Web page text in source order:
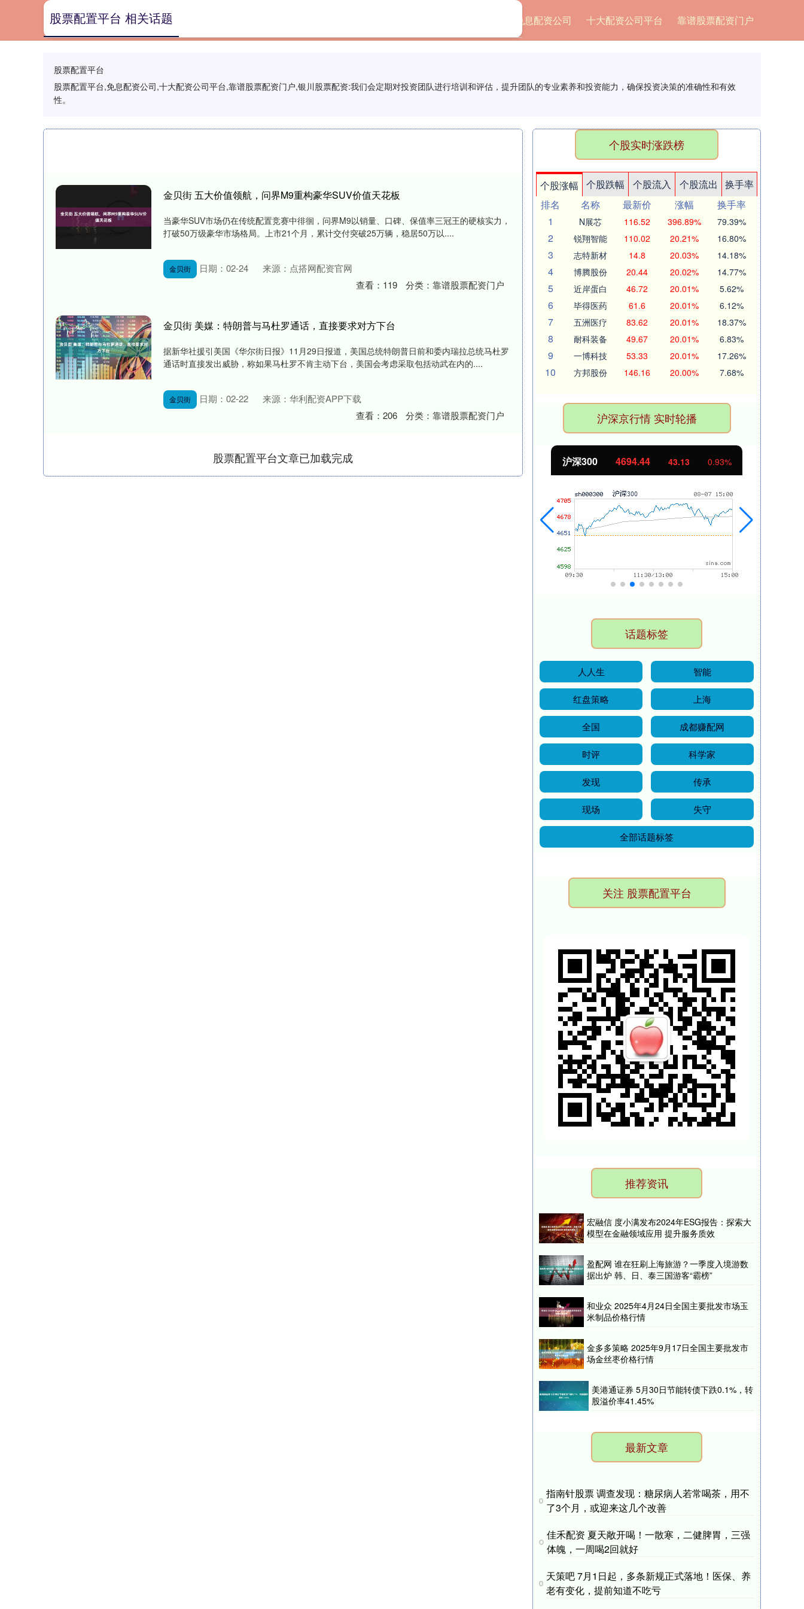
免息配资公司 十大配资公司平台 靠谱股票配资门户
股票配置平台
股票配置平台,免息配资公司,十大配资公司平台,靠谱股票配资门户,银川股票配资:我们会定期对投资团队进行培训和评估，提升团队的专业素养和投资能力，确保投资决策的准确性和有效
性。
股票配置平台 相关话题
金贝街 五大价值领航，问界M9重构豪华SUV价值天花板
当豪华SUV市场仍在传统配置竞赛中徘徊，问界M9以销量、口碑、保值率三冠王的硬核实力，
打破50万级豪华市场格局。上市21个月，累计交付突破25万辆，稳居50万以....
金贝街 日期：02-24
来源：点搭网配资官网
查看： 119 分类： 靠谱股票配资门户
金贝街 美媒：特朗普与马杜罗通话，直接要求对方下台
据新华社援引美国《华尔街日报》11月29日报道，美国总统特朗普日前和委内瑞拉总统马杜罗
通话时直接发出威胁，称如果马杜罗不肯主动下台，美国会考虑采取包括动武在内的....
金贝街 日期：02-22
来源：华利配资APP下载
查看： 206 分类： 靠谱股票配资门户
股票配置平台文章已加载完成
个股实时涨跌榜
个股涨幅 个股跌幅 个股流入 个股流出
换手率
排名
名称 最新价 涨幅
换手率
1
N展芯 116.52 396.89% 79.39%
2 锐翔智能 110.02 20.21% 16.80%
3 志特新材 14.8 20.03% 14.18%
4 博腾股份 20.44 20.02% 14.77%
5 近岸蛋白 46.72 20.01% 5.62%
6 毕得医药 61.6 20.01% 6.12%
7 五洲医疗 83.62 20.01% 18.37%
8 耐科装备 49.67 20.01% 6.83%
9 一博科技 53.33 20.01% 17.26%
10 方邦股份 146.16 20.00% 7.68%
沪深京行情 实时轮播
200.89 1.42% 沪深300 北证50 1134.24 11.37 1.01%
话题标签
人人生 智能
红盘策略 上海
全国 成都赚配网
时评 科学家
发现 传承
现场 失守
全部话题标签
关注 股票配置平台
推荐资讯
宏融信 度小满发布2024年ESG报告：探索大
模型在金融领域应用 提升服务质效
盈配网 谁在狂刷上海旅游？一季度入境游数
据出炉 韩、日、泰三国游客“霸榜”
和业众 2025年4月24日全国主要批发市场玉
米制品价格行情
金多多策略 2025年9月17日全国主要批发市
场金丝枣价格行情
美港通证券 5月30日节能转债下跌0.1%，转
股溢价率41.45%
最新文章
指南针股票 调查发现：糖尿病人若常喝茶，用不
了3个月，或迎来这几个改善
佳禾配资 夏天敞开喝！一散寒，二健脾胃，三强
体魄，一周喝2回就好
天策吧 7月1日起，多条新规正式落地！医保、养
老有变化，提前知道不吃亏